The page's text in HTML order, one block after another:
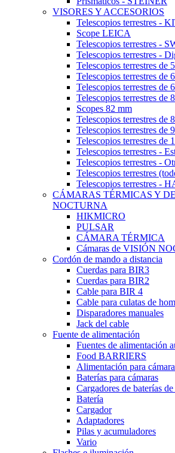
VISORES Y ACCESORIOS
Telescopios terrestres -
Scope LEICA
Telescopios terrestres -
Telescopios terrestres -
Telescopios terrestres de
Telescopios terrestres de
Telescopios terrestres de
Telescopios terrestres de
Scopes 82 mm
Telescopios terrestres de
Telescopios terrestres de
Telescopios terrestres de
Telescopios terrestres -
Telescopios terrestres -
Telescopios terrestres
Telescopios terrestres -
CÁMARAS TÉRMICAS Y
NOCTURNA
HIKMICRO
PULSAR
CÁMARA TÉRMICA
Cámaras de VISIÓN
Cordón de mando a distancia
Cuerdas para BIR3
Cuerdas para BIR2
Cable para BIR 4
Cable para culatas de
Disparadores manuales
Jack del cable
Fuente de alimentación
Fuentes de alimentación
Food BARRIERS
Alimentación para
Baterías para cámaras
Cargadores de baterías
Batería
Cargador
Adaptadores
Pilas y acumuladores
Vario